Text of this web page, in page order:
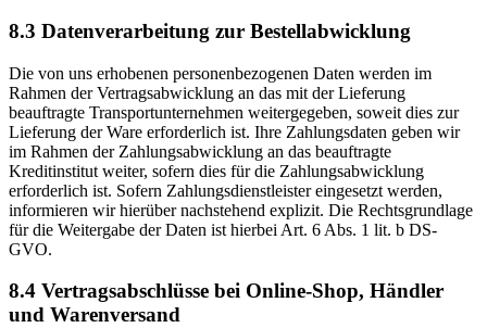
8.3 Datenverarbeitung zur Bestellabwicklung
Die von uns erhobenen personenbezogenen Daten werden im
Rahmen der Vertragsabwicklung an das mit der Lieferung
beauftragte Transportunternehmen weitergegeben, soweit dies zur
Lieferung der Ware erforderlich ist. Ihre Zahlungsdaten geben wir
im Rahmen der Zahlungsabwicklung an das beauftragte
Kreditinstitut weiter, sofern dies für die Zahlungsabwicklung
erforderlich ist. Sofern Zahlungsdienstleister eingesetzt werden,
informieren wir hierüber nachstehend explizit. Die Rechtsgrundlage
für die Weitergabe der Daten ist hierbei Art. 6 Abs. 1 lit. b DS-
GVO.
8.4 Vertragsabschlüsse bei Online-Shop, Händler
und Warenversand